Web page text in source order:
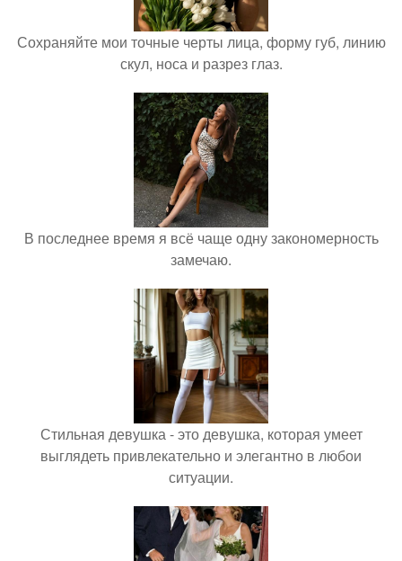
Сохраняйте мои точные черты лица, форму губ, линию
скул, носа и разрез глаз.
В последнее время я всё чаще одну закономерность
замечаю.
Стильная девушка - это девушка, которая умеет
выглядеть привлекательно и элегантно в любои
ситуации.